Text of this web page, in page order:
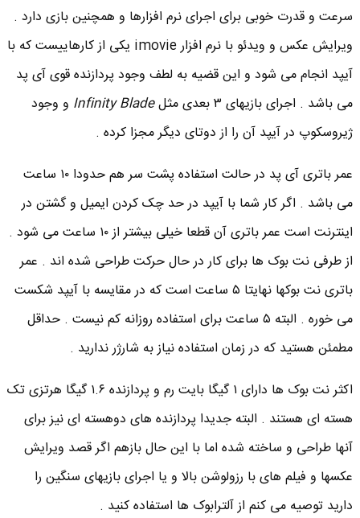
سرعت و قدرت خوبی برای اجرای نرم افزارها و همچنین بازی دارد .
ویرایش عکس و ویدئو با نرم افزار imovie یکی از کارهاییست که با
آیپد انجام می شود و این قضیه به لطف وجود پردازنده قوی آی پد
می باشد . اجرای بازیهای ۳ بعدی مثل
Infinity Blade و وجود
ژیروسکوپ در آیپد آن را از دوتای دیگر مجزا کرده .
عمر باتری آی پد در حالت استفاده پشت سر هم حدودا ۱۰ ساعت
می باشد . اگر کار شما با آیپد در حد چک کردن ایمیل و گشتن در
اینترنت است عمر باتری آن قطعا خیلی بیشتر از ۱۰ ساعت می شود .
از طرفی نت بوک ها برای کار در حال حرکت طراحی شده اند . عمر
باتری نت بوکها نهایتا ۵ ساعت است که در مقایسه با آیپد شکست
می خوره . البته ۵ ساعت برای استفاده روزانه کم نیست . حداقل
مطمئن هستید که در زمان استفاده نیاز به شارژر ندارید .
اکثر نت بوک ها دارای ۱ گیگا بایت رم و پردازنده ۱.۶ گیگا هرتزی تک
هسته ای هستند . البته جدیدا پردازنده های دوهسته ای نیز برای
آنها طراحی و ساخته شده اما با این حال بازهم اگر قصد ویرایش
عکسها و فیلم های با رزولوشن بالا و یا اجرای بازیهای سنگین را
دارید توصیه می کنم از آلترابوک ها استفاده کنید .